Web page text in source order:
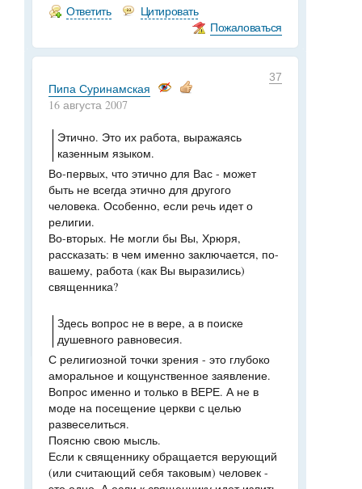
Ответить
Цитировать
Пожаловаться
37
Пипа Суринамская
16 августа 2007
Этично. Это их работа, выражаясь
казенным языком.
Во-первых, что этично для Вас - может
быть не всегда этично для другого
человека. Особенно, если речь идет о
религии.
Во-вторых. Не могли бы Вы, Хрюря,
рассказать: в чем именно заключается, по-
вашему, работа (как Вы выразились)
священника?
Здесь вопрос не в вере, а в поиске
душевного равновесия.
С религиозной точки зрения - это глубоко
аморальное и кощунственное заявление.
Вопрос именно и только в ВЕРЕ. А не в
моде на посещение церкви с целью
развеселиться.
Поясню свою мысль.
Если к священнику обращается верующий
(или считающий себя таковым) человек -